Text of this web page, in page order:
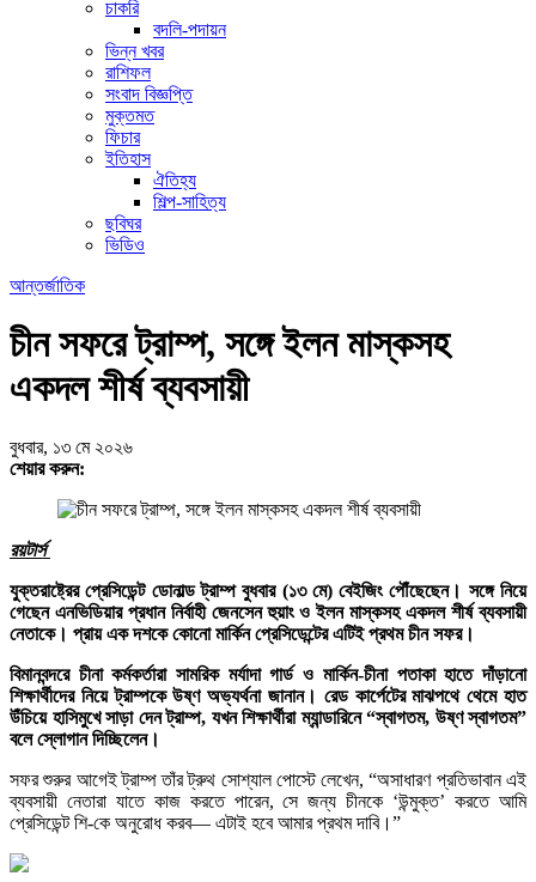
চাকরি
বদলি-পদায়ন
ভিন্ন খবর
রাশিফল
সংবাদ বিজ্ঞপ্তি
মুক্তমত
ফিচার
ইতিহাস
ঐতিহ্য
শিল্প-সাহিত্য
ছবিঘর
ভিডিও
আন্তর্জাতিক
চীন সফরে ট্রাম্প, সঙ্গে ইলন মাস্কসহ
একদল শীর্ষ ব্যবসায়ী
বুধবার, ১৩ মে ২০২৬
শেয়ার করুন:
রয়টার্স
যুক্তরাষ্ট্রের প্রেসিডেন্ট ডোনাল্ড ট্রাম্প বুধবার (১৩ মে) বেইজিং পৌঁছেছেন। সঙ্গে নিয়ে
গেছেন এনভিডিয়ার প্রধান নির্বাহী জেনসেন হুয়াং ও ইলন মাস্কসহ একদল শীর্ষ ব্যবসায়ী
নেতাকে। প্রায় এক দশকে কোনো মার্কিন প্রেসিডেন্টের এটিই প্রথম চীন সফর।
বিমানবন্দরে চীনা কর্মকর্তারা সামরিক মর্যাদা গার্ড ও মার্কিন-চীনা পতাকা হাতে দাঁড়ানো
শিক্ষার্থীদের নিয়ে ট্রাম্পকে উষ্ণ অভ্যর্থনা জানান। রেড কার্পেটের মাঝপথে থেমে হাত
উঁচিয়ে হাসিমুখে সাড়া দেন ট্রাম্প, যখন শিক্ষার্থীরা ম্যান্ডারিনে “স্বাগতম, উষ্ণ স্বাগতম”
বলে স্লোগান দিচ্ছিলেন।
সফর শুরুর আগেই ট্রাম্প তাঁর ট্রুথ সোশ্যাল পোস্টে লেখেন, “অসাধারণ প্রতিভাবান এই
ব্যবসায়ী নেতারা যাতে কাজ করতে পারেন, সে জন্য চীনকে ‘উন্মুক্ত’ করতে আমি
প্রেসিডেন্ট শি-কে অনুরোধ করব— এটাই হবে আমার প্রথম দাবি।”